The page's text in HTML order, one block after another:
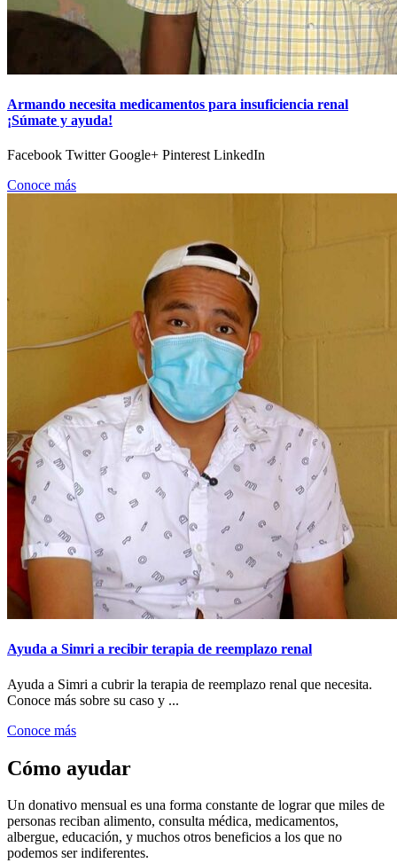
Armando necesita medicamentos para insuficiencia renal
¡Súmate y ayuda!
Facebook Twitter Google+ Pinterest LinkedIn
Conoce más
Ayuda a Simri a recibir terapia de reemplazo renal
Ayuda a Simri a cubrir la terapia de reemplazo renal que necesita.
Conoce más sobre su caso y ...
Conoce más
Cómo ayudar
Un donativo mensual es una forma constante de lograr que miles de
personas reciban alimento, consulta médica, medicamentos,
albergue, educación, y muchos otros beneficios a los que no
podemos ser indiferentes.